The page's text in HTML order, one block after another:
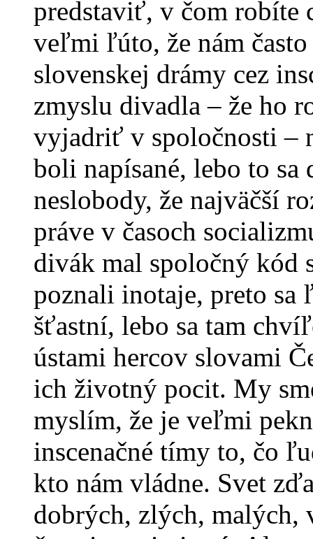
predstaviť, v čom robíte
veľmi ľúto, že nám
slovenskej drámy cez
zmyslu divadla – že ho
vyjadriť v spoločnosti –
boli napísané, lebo to sa
neslobody, že najväčší
práve v časoch
divák mal spoločný kód
poznali inotaje, preto
šťastní, lebo sa tam
ústami hercov slovami
ich životný pocit. My
myslím, že je veľmi
inscenačné tímy to, čo
kto nám vládne. Svet
dobrých, zlých, malých,